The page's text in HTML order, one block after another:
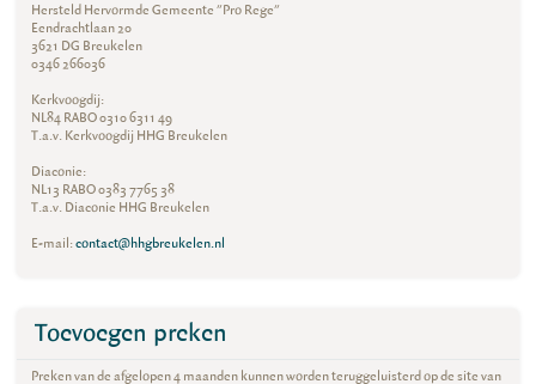
Hersteld Hervormde Gemeente "Pro Rege"
Eendrachtlaan 20
3621 DG Breukelen
0346 266036
Kerkvoogdij:
NL84 RABO 0310 6311 49
T.a.v. Kerkvoogdij HHG Breukelen
Diaconie:
NL13 RABO 0383 7765 38
T.a.v. Diaconie HHG Breukelen
E-mail:contact@hhgbreukelen.nl
Toevoegen preken
Preken van de afgelopen 4 maanden kunnen worden teruggeluisterd op de site van